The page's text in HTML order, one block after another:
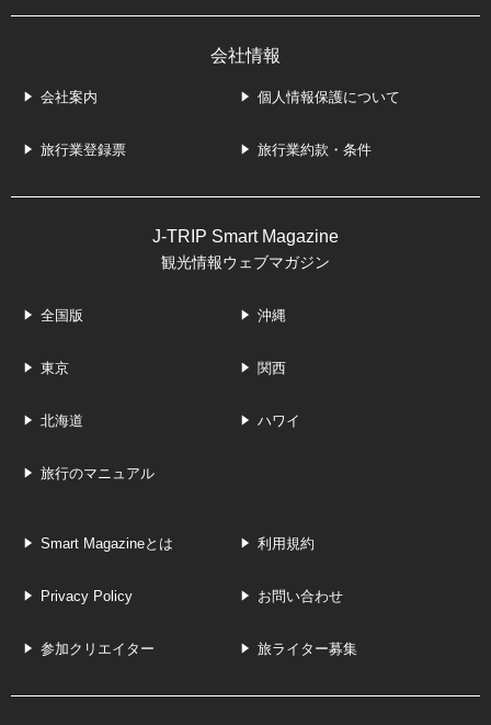
会社情報
会社案内 個人情報保護について
旅行業登録票 旅行業約款・条件
J-TRIP Smart Magazine
観光情報ウェブマガジン
全国版 沖縄
東京 関西
北海道 ハワイ
旅行のマニュアル
Smart Magazineとは 利用規約
Privacy Policy お問い合わせ
参加クリエイター 旅ライター募集